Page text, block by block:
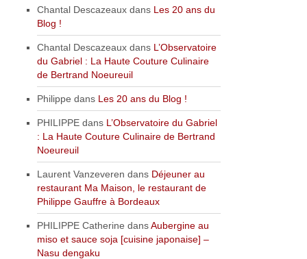
Chantal Descazeaux dans Les 20 ans du
Blog !
Chantal Descazeaux dans L’Observatoire
du Gabriel : La Haute Couture Culinaire
de Bertrand Noeureuil
Philippe dans Les 20 ans du Blog !
PHILIPPE dans L’Observatoire du Gabriel
: La Haute Couture Culinaire de Bertrand
Noeureuil
Laurent Vanzeveren dans Déjeuner au
restaurant Ma Maison, le restaurant de
Philippe Gauffre à Bordeaux
PHILIPPE Catherine dansAubergine au
miso et sauce soja [cuisine japonaise] –
Nasu dengaku